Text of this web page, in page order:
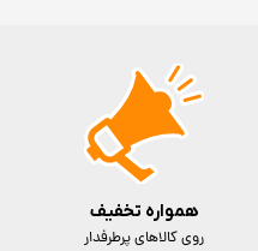
همواره تخفیف
روی کالاهای پرطرفدار